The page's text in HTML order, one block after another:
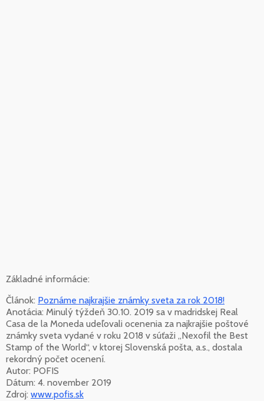
Základné informácie:
Článok: Poznáme najkrajšie známky sveta za rok 2018!
Anotácia: Minulý týždeň 30.10. 2019 sa v madridskej Real
Casa de la Moneda udeľovali ocenenia za najkrajšie poštové
známky sveta vydané v roku 2018 v súťaži „Nexofil the Best
Stamp of the World“, v ktorej Slovenská pošta, a.s., dostala
rekordný počet ocenení.
Autor: POFIS
Dátum: 4. november 2019
Zdroj: www.pofis.sk